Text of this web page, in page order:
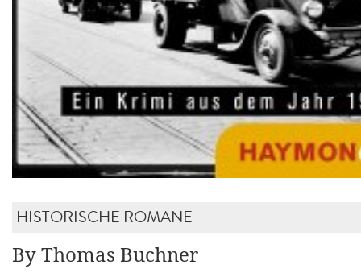
HISTORISCHE ROMANE
By Thomas Buchner